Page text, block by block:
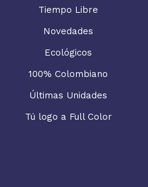
Tiempo Libre
Novedades
Ecológicos
100% Colombiano
Últimas Unidades
Tú logo a Full Color